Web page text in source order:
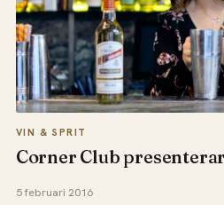
VIN & SPRIT
Corner Club
5 februari 2016